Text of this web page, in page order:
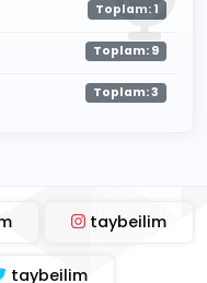
Toplam: 1
Toplam: 9
Toplam: 3
taybeilim
taybeilim